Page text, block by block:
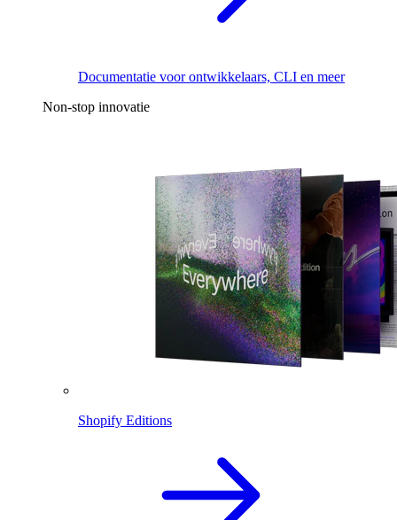
Documentatie voor ontwikkelaars, CLI en meer
Non-stop innovatie
Shopify Editions